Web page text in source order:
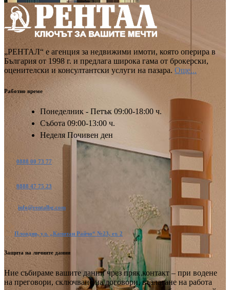
„РЕНТАЛ“ е агенция за недвижими имоти, която оперира в
България от 1998 г. и предлага широка гама от брокерски,
оценителски и консултантски услуги на пазара. Още...
Работно време
Понеделник - Петък 09:00-18:00 ч.
Събота 09:00-13:00 ч.
Неделя Почивен ден
0888 00 73 77
0888 47 75 23
info@rentalbg.com
Пловдив, ул. „Капитан Райчо“ №23, ет. 2
Защита на личните данни
Ние събираме вашите данни чрез пряк контакт – при водене
на преговори, сключване на договори, възлагане на работа